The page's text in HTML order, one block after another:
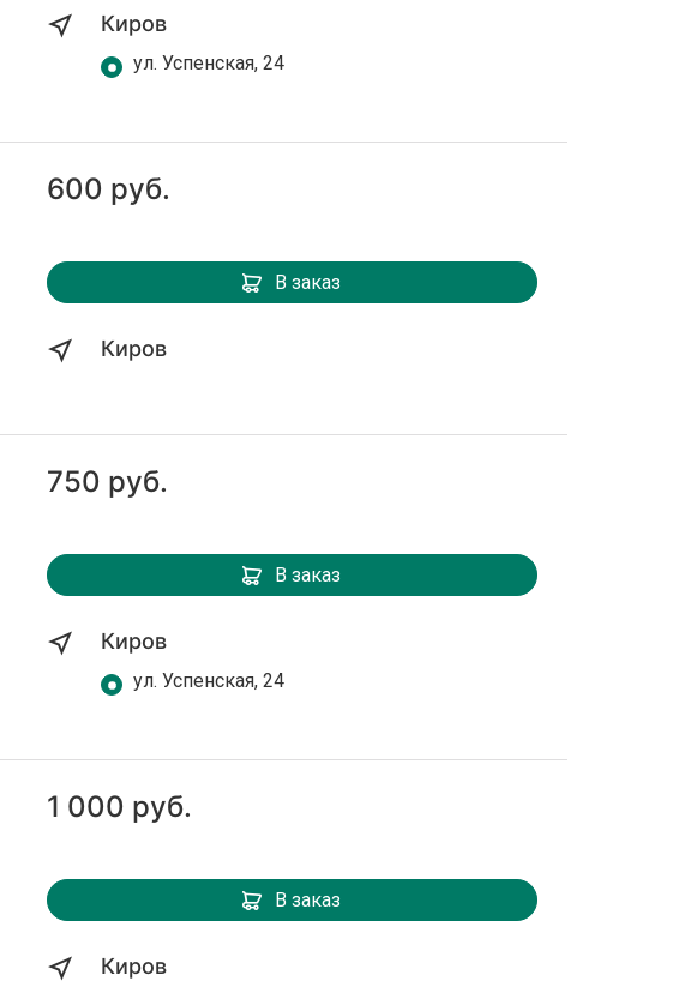
Киров
ул. Успенская, 24
600 руб.
В заказ
Киров
750 руб.
В заказ
Киров
ул. Успенская, 24
1 000 руб.
В заказ
Киров